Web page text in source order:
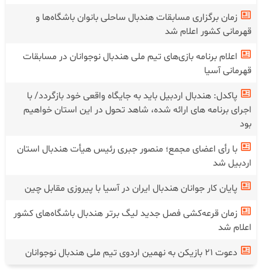
زمان برگزاری مسابقات هندبال ساحلی بانوان باشگاه‌ها و
قهرمانی کشور اعلام شد
اعلام برنامه بازی‌های تیم ملی هندبال نوجوانان در مسابقات
قهرمانی آسیا
پاکدل: هندبال اردبیل باید به جایگاه واقعی خود بازگردد/ با
اجرای برنامه های ارائه شده، شاهد تحول در این استان خواهیم
بود
با رأی اعضای مجمع؛ منصور جبری رئیس هیأت هندبال استان
اردبیل شد
پایان کار جوانان هندبال ایران در آسیا با پیروزی مقابل چین
زمان قرعه‌کشی فصل جدید لیگ برتر هندبال باشگاه‌های کشور
اعلام شد
دعوت ۲۱ بازیکن به نهمین اردوی تیم ملی هندبال نوجوانان